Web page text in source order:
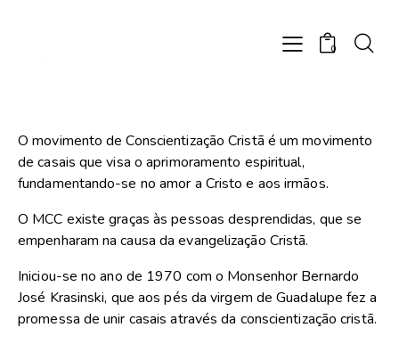
0
O movimento de Conscientização Cristã é um movimento
de casais que visa o aprimoramento espiritual,
fundamentando-se no amor a Cristo e aos irmãos.
O MCC existe graças às pessoas desprendidas, que se
empenharam na causa da evangelização Cristã.
Iniciou-se no ano de 1970 com o Monsenhor Bernardo
José Krasinski, que aos pés da virgem de Guadalupe fez a
promessa de unir casais através da conscientização cristã.